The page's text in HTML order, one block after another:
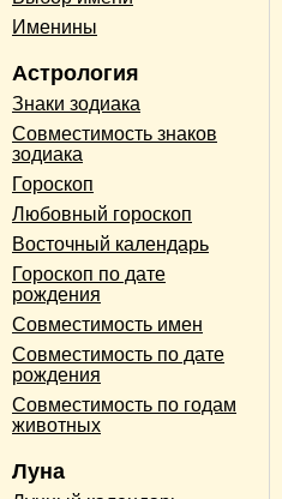
Именины
Астрология
Знаки зодиака
Совместимость знаков
зодиака
Гороскоп
Любовный гороскоп
Восточный календарь
Гороскоп по дате
рождения
Совместимость имен
Совместимость по дате
рождения
Совместимость по годам
животных
Луна